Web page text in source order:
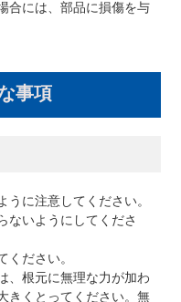
合には、部品に損傷を与
事項
に注意してください。
ないようにしてくださ
ださい。
、根元に無理な力が加わ
きくとってください。無